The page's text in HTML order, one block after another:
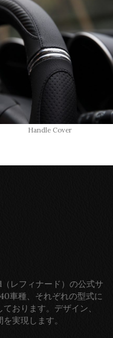
Handle Cover
レフィナード）の公式サ
車種、それぞれの型式に
おります。デザイン、
実現します。